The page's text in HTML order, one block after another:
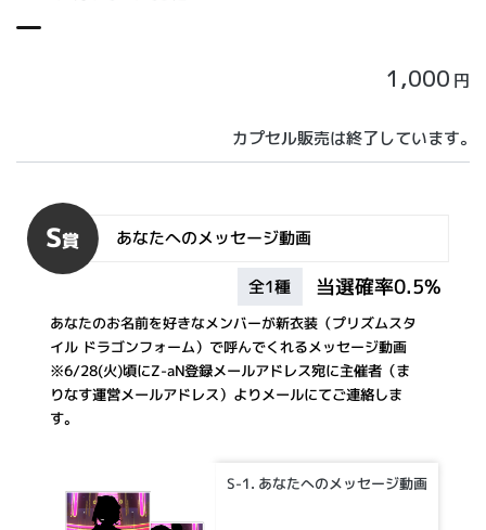
1,000 円
カプセル販売は終了しています。
S賞 あなたへのメッセージ動画
全1種 当選確率0.5%
あなたのお名前を好きなメンバーが新衣装（プリズムスタ
イル ドラゴンフォーム）で呼んでくれるメッセージ動画
※6/28(火)頃にZ-aN登録メールアドレス宛に主催者（ま
りなす運営メールアドレス）よりメールにてご連絡しま
す。
S-1. あなたへのメッセージ動画